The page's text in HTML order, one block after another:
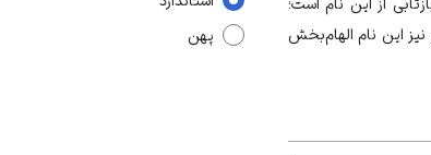
پهن
نیز این نام الهام‌بخش